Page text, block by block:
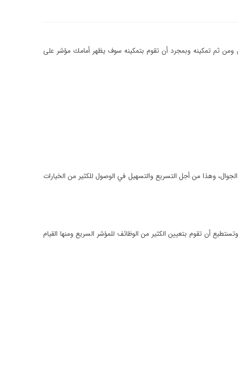
ومن ثم تمكينه وبمجرد أن تقوم بتمكينه سوف يظهر أمامك مؤشر على
وهذا من أجل التسريع والتسهيل في الوصول للكثير من الخيارات
أن تقوم بتعيين الكثير من الوظائف للمؤشر السريع ومنها القيام